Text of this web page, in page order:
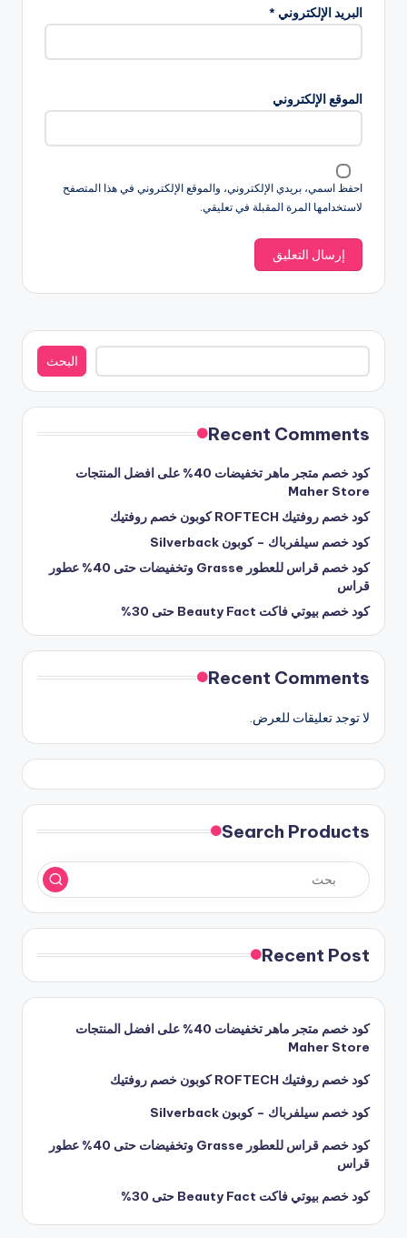
البريد الإلكتروني *
الموقع الإلكتروني
احفظ اسمي، بريدي الإلكتروني، والموقع الإلكتروني في هذا المتصفح
لاستخدامها المرة المقبلة في تعليقي.
البحث
البحث
Recent Comments
كود خصم متجر ماهر تخفيضات 40% على افضل المنتجات
Maher Store
كود خصم روفتيك ROFTECH كوبون خصم روفتيك
كود خصم سيلفرباك – كوبون Silverback
كود خصم قراس للعطور Grasse وتخفيضات حتى 40% عطور
قراس
كود خصم بيوتي فاكت Beauty Fact حتى 30%
Recent Comments
لا توجد تعليقات للعرض.
Search Products
Recent Post
كود خصم متجر ماهر تخفيضات 40% على افضل المنتجات
Maher Store
كود خصم روفتيك ROFTECH كوبون خصم روفتيك
كود خصم سيلفرباك – كوبون Silverback
كود خصم قراس للعطور Grasse وتخفيضات حتى 40% عطور
قراس
كود خصم بيوتي فاكت Beauty Fact حتى 30%